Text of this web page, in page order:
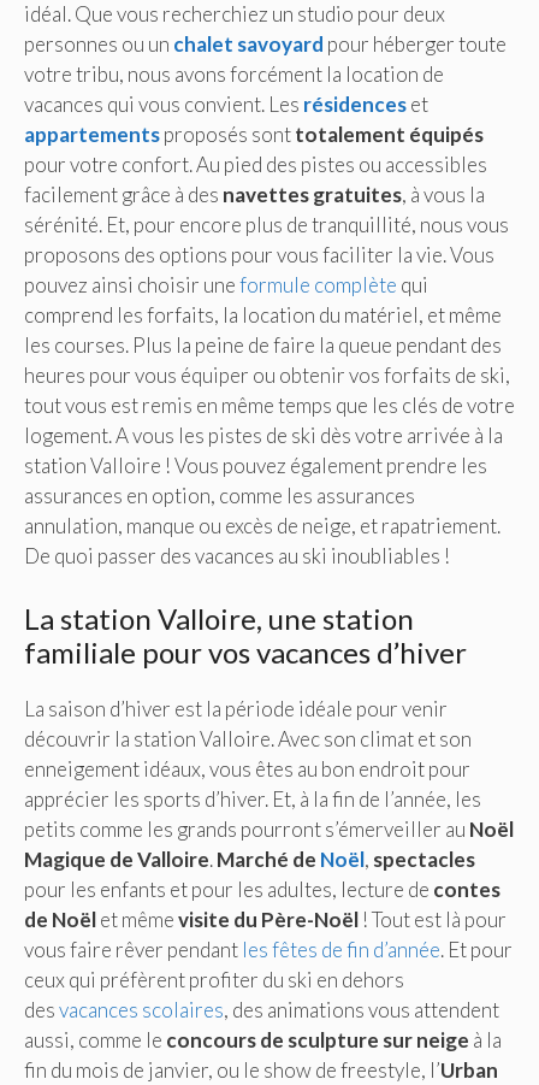
idéal. Que vous recherchiez un studio pour deux
personnes ou un chalet savoyard pour héberger toute
votre tribu, nous avons forcément la location de
vacances qui vous convient. Les résidenceset
appartementsproposés sonttotalement équipés
pour votre confort. Au pied des pistes ou accessibles
facilement grâce à des navettes gratuites, à vous la
sérénité. Et, pour encore plus de tranquillité, nous vous
proposons des options pour vous faciliter la vie. Vous
pouvez ainsi choisir uneformule complète qui
comprend les forfaits, la location du matériel, et même
les courses. Plus la peine de faire la queue pendant des
heures pour vous équiper ou obtenir vos forfaits de ski,
tout vous est remis en même temps que les clés de votre
logement. A vous les pistes de ski dès votre arrivée à la
station Valloire ! Vous pouvez également prendre les
assurances en option, comme les assurances
annulation, manque ou excès de neige, et rapatriement.
De quoi passer des vacances au ski inoubliables !
La station Valloire, une station
familiale pour vos vacances d’hiver
La saison d’hiver est la période idéale pour venir
découvrir la station Valloire. Avec son climat et son
enneigement idéaux, vous êtes au bon endroit pour
apprécier les sports d’hiver. Et, à la fin de l’année, les
petits comme les grands pourront s’émerveiller au Noël
Magique de Valloire.Marché de Noël, spectacles
pour les enfants et pour les adultes, lecture de contes
de Noëlet mêmevisite du Père-Noël ! Tout est là pour
vous faire rêver pendant les fêtes de fin d’année. Et pour
ceux qui préfèrent profiter du ski en dehors
desvacances scolaires, des animations vous attendent
aussi, comme le concours de sculpture sur neige à la
fin du mois de janvier, ou le show de freestyle, l’Urban